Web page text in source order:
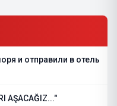
и отправили в отель
AŞACAĞIZ..."